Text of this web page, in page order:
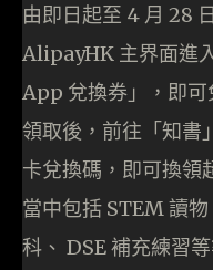
由即日起至 4 月 28
AlipayHK 主界面進
App 兌換券」，即可
領取後，前往「知
卡兌換碼，即可換領
當中包括 STEM 讀
科、 DSE 補充練習等